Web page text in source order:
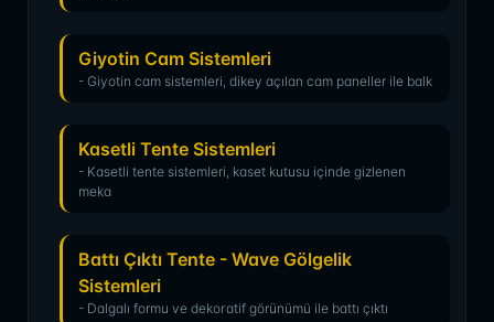
Giyotin Cam Sistemleri
- Giyotin cam sistemleri, dikey açılan cam paneller ile balk
Kasetli Tente Sistemleri
- Kasetli tente sistemleri, kaset kutusu içinde gizlenen
meka
Battı Çıktı Tente - Wave Gölgelik
Sistemleri
- Dalgalı formu ve dekoratif görünümü ile battı çıktı